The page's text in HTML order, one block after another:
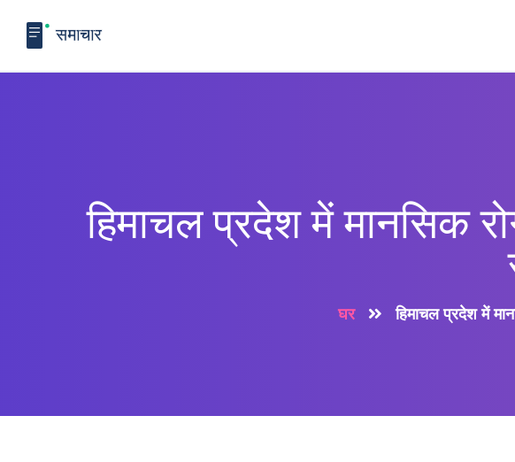
हिमाचल प्रदेश में मानसिक
घर हिमाचल प्रदेश में